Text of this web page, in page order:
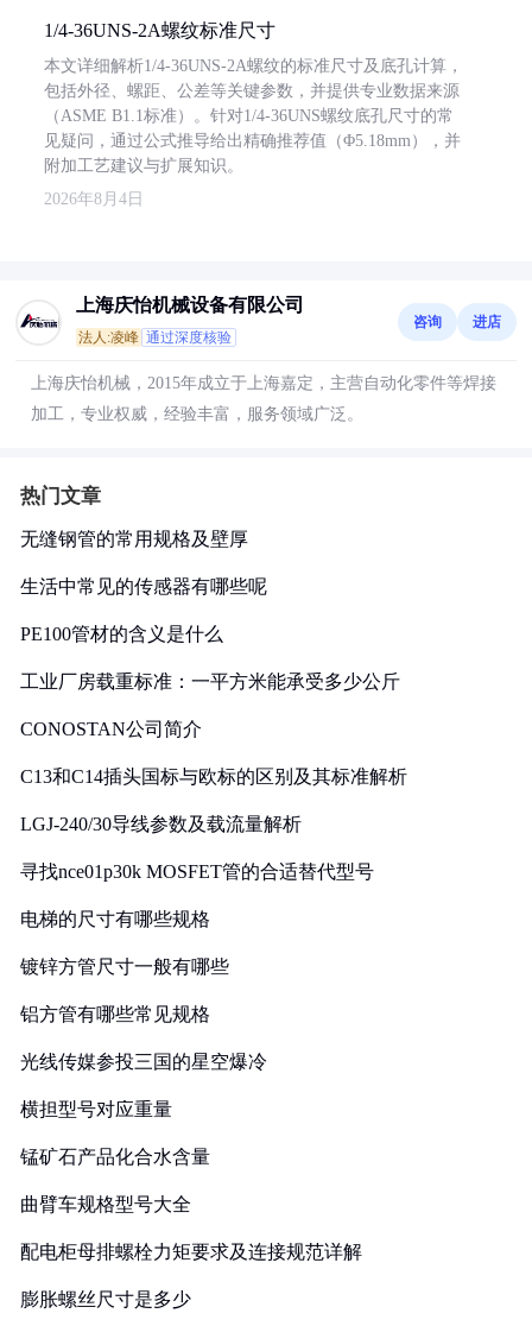
1/4-36UNS-2A螺纹标准尺寸
本文详细解析1/4-36UNS-2A螺纹的标准尺寸及底孔计算，
包括外径、螺距、公差等关键参数，并提供专业数据来源
（ASME B1.1标准）。针对1/4-36UNS螺纹底孔尺寸的常
见疑问，通过公式推导给出精确推荐值（Φ5.18mm），并
附加工艺建议与扩展知识。
2026年8月4日
上海庆怡机械设备有限公司
法人:凌峰 通过深度核验
咨询 进店
上海庆怡机械，2015年成立于上海嘉定，主营自动化零件等焊接
加工，专业权威，经验丰富，服务领域广泛。
热门文章
无缝钢管的常用规格及壁厚
生活中常见的传感器有哪些呢
PE100管材的含义是什么
工业厂房载重标准：一平方米能承受多少公斤
CONOSTAN公司简介
C13和C14插头国标与欧标的区别及其标准解析
LGJ-240/30导线参数及载流量解析
寻找nce01p30k MOSFET管的合适替代型号
电梯的尺寸有哪些规格
镀锌方管尺寸一般有哪些
铝方管有哪些常见规格
光线传媒参投三国的星空爆冷
横担型号对应重量
锰矿石产品化合水含量
曲臂车规格型号大全
配电柜母排螺栓力矩要求及连接规范详解
膨胀螺丝尺寸是多少